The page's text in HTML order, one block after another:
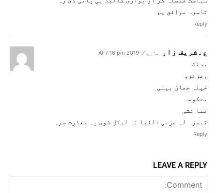
تاسرہ موافق یم
Reply
ع۔شریف زار مارچ 7, 2019 At 7:16 pm
مسلک
وعزئزو
خپلہ جھان بینی
محکومہ
نما ئشی
تبصرہ لہ عربی الفبا نہ لیکل شوی پہ معذرت سرہ
Reply
LEAVE A REPLY